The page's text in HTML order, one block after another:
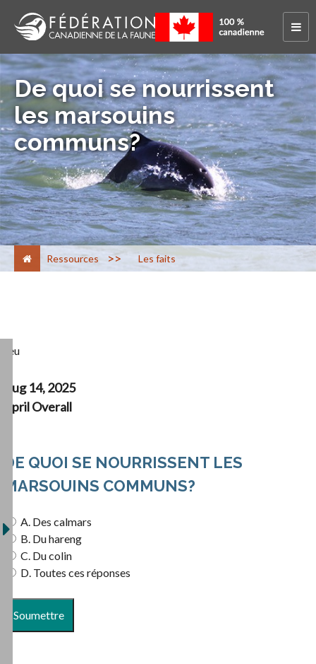
De quoi se nourrissent
les marsouins
communs?
Ressources > Les faits
Jeu
Aug 14, 2025
April Overall
DE QUOI SE NOURRISSENT LES
MARSOUINS COMMUNS?
A. Des calmars
B. Du hareng
C. Du colin
D. Toutes ces réponses